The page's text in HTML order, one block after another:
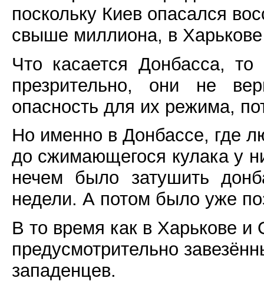
поскольку Киев опасался
свыше миллиона, в
Что касается Донбасса, то
презрительно, они не
опасность для их режима,
Но именно в Донбассе, где
до сжимающегося кулака у
нечем было затушить
недели. А потом было уже
В то время как в Харькове
предусмотрительно
западенцев.